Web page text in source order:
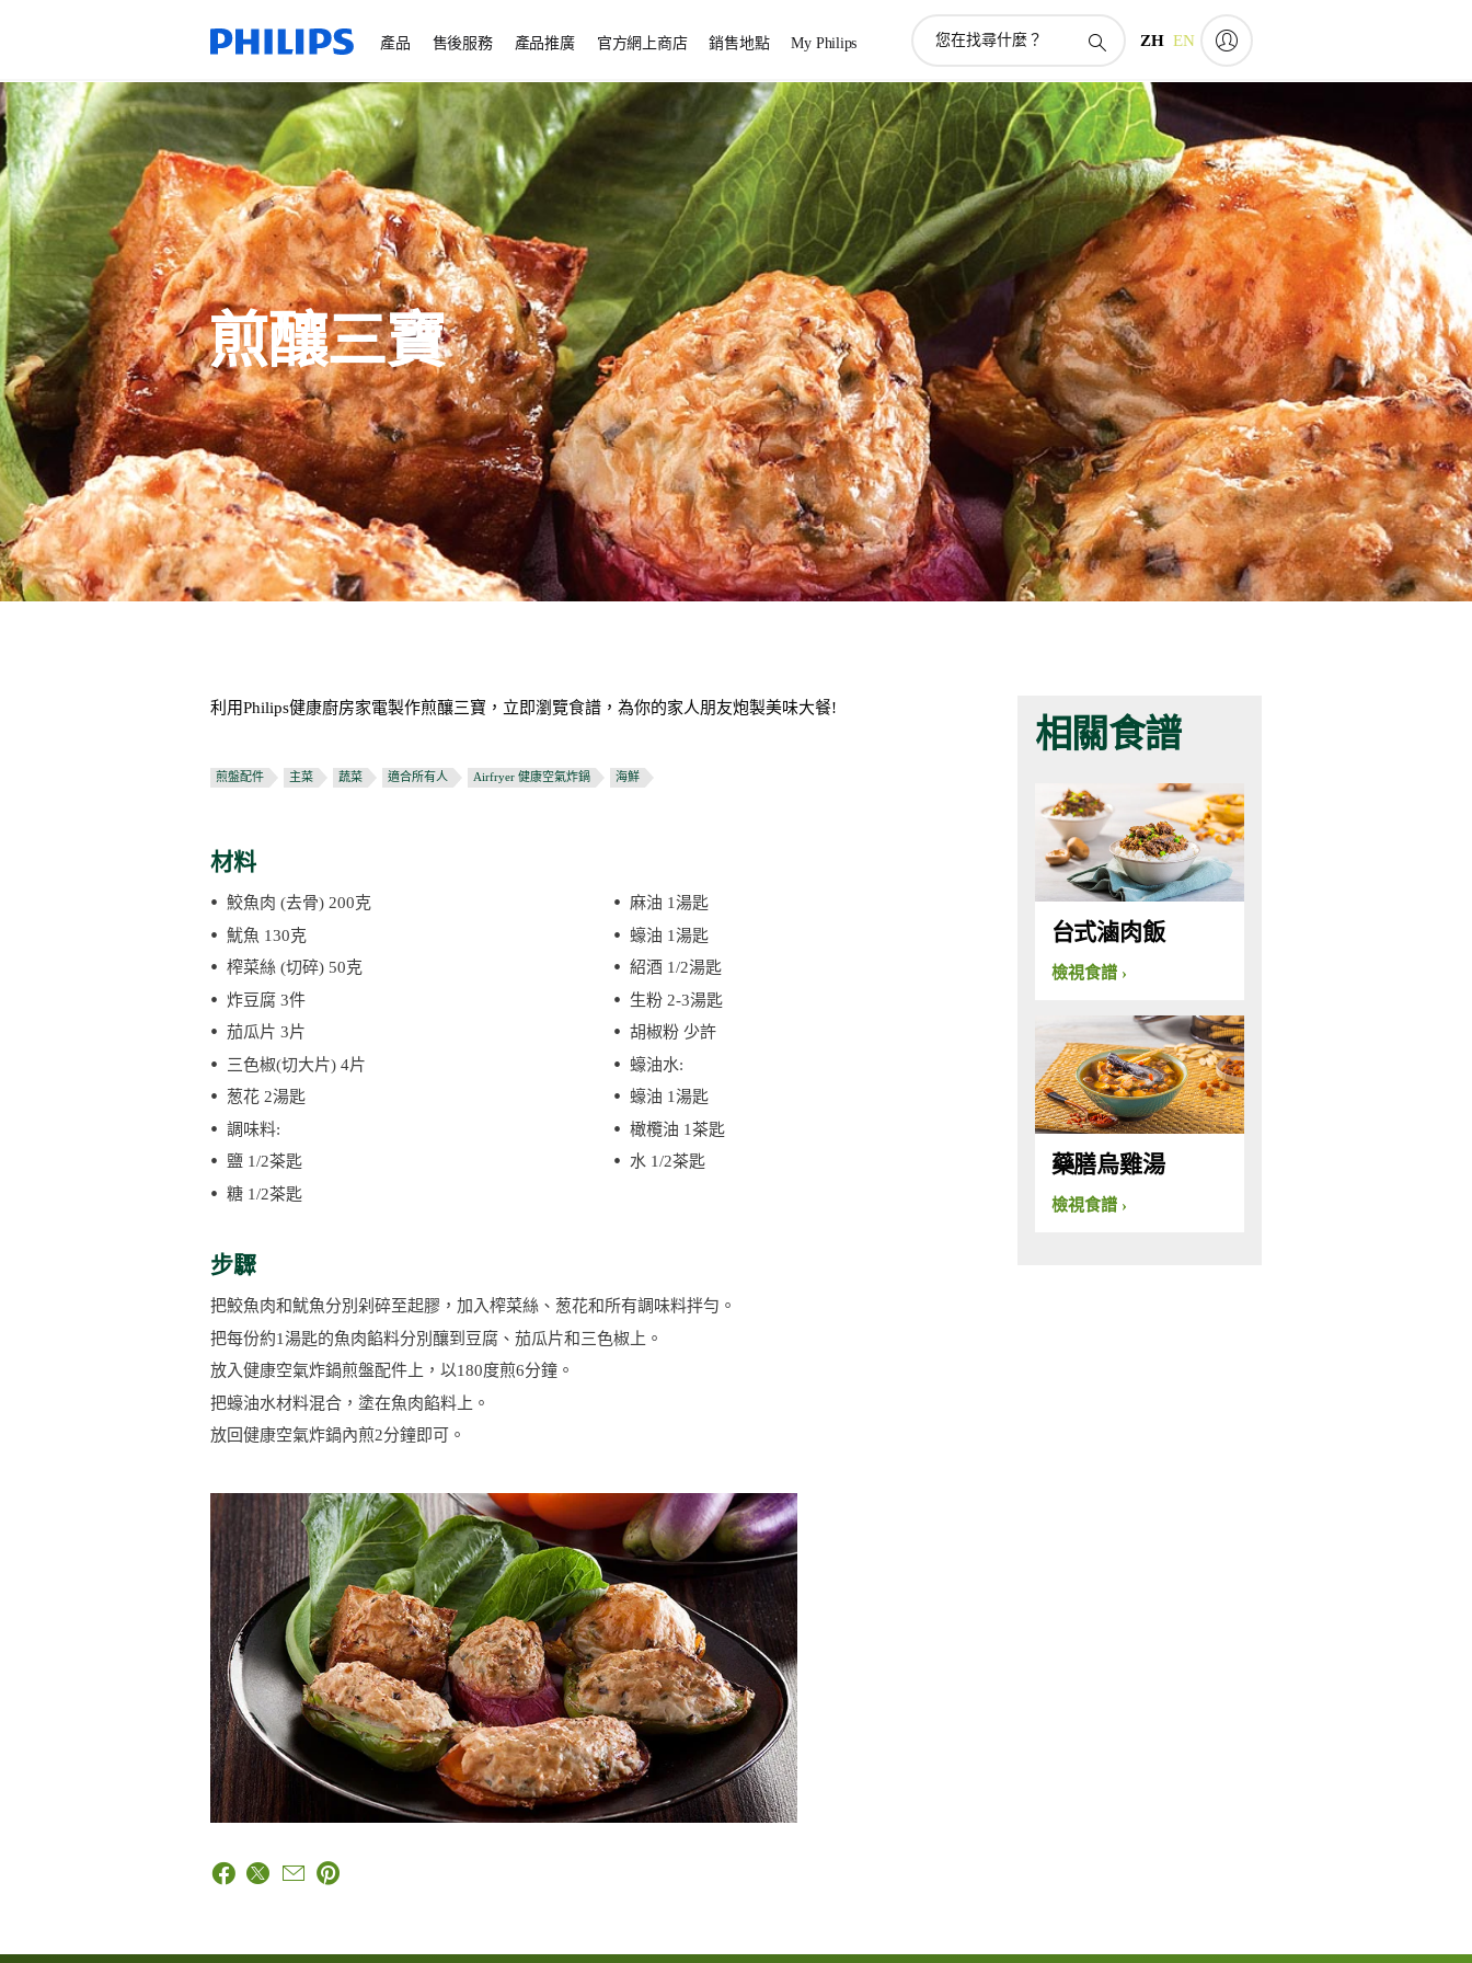
產品 售後服務 產品推廣 官方網上商店 銷售地點 My Philips
持
搜
索
ZH EN
煎釀三寶
利用Philips健康廚房家電製作煎釀三寶，立即瀏覽食譜，為你的家人朋友炮製美味大餐!
煎盤配件 主菜 蔬菜 適合所有人 Airfryer 健康空氣炸鍋 海鮮
材料
鮫魚肉 (去骨) 200克
魷魚 130克
榨菜絲 (切碎) 50克
炸豆腐 3件
茄瓜片 3片
三色椒(切大片) 4片
葱花 2湯匙
調味料:
鹽 1/2茶匙
糖 1/2茶匙
麻油 1湯匙
蠔油 1湯匙
紹酒 1/2湯匙
生粉 2-3湯匙
胡椒粉 少許
蠔油水:
蠔油 1湯匙
橄欖油 1茶匙
水 1/2茶匙
步驟
把鮫魚肉和魷魚分別剁碎至起膠，加入榨菜絲、葱花和所有調味料拌勻。
把每份約1湯匙的魚肉餡料分別釀到豆腐、茄瓜片和三色椒上。
放入健康空氣炸鍋煎盤配件上，以180度煎6分鐘。
把蠔油水材料混合，塗在魚肉餡料上。
放回健康空氣炸鍋內煎2分鐘即可。
相關食譜
台式滷肉飯
檢視食譜
藥膳烏雞湯
檢視食譜